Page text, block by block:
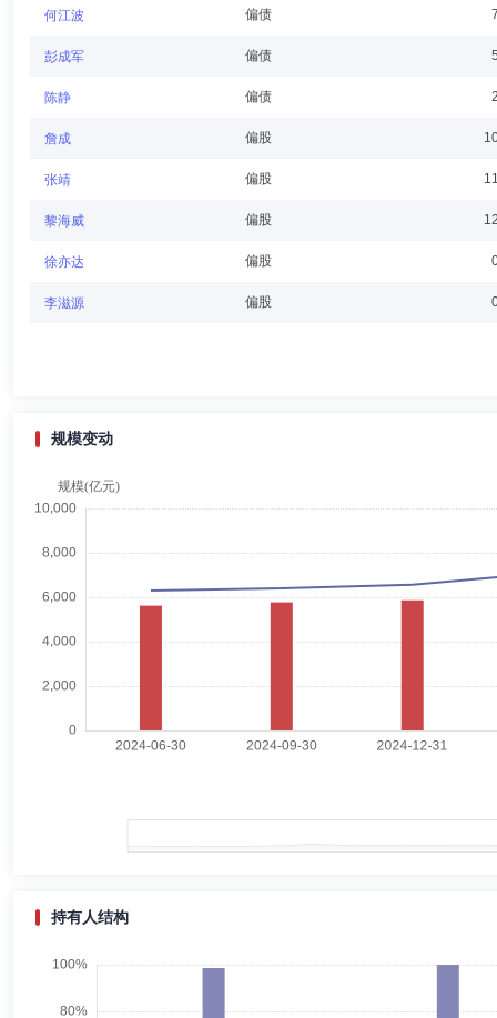
伍同明先生：独立董事，文学学士。香港会计师公会会员（HKICPA）
靳庆军 学历：硕士
靳庆军先生：独立董事，法学硕士。曾任中信律师事务所涉外专职律
黄海洲 学历：博士
杨皞阳先生：中国国籍，拥有法学硕士学历。1990年7月至1994年8月
从业经验。2008年10月加盟景顺长城基金管理有限公司，现任公司督察
管理有限公司，现任公司副总经理、零售业务部总经理。
毛从容女士：武汉大学经济学学士、华中理工大学经济学硕士。具有
管理景顺长城景盛双息收益债券型证券投资基金；2015年9月至2018
金；2017年3月至2020年5月管理景顺长城景泰丰利纯债债券型证券投
何江波 偏债
彭成军 偏债
陈静 偏债
詹成 偏股
张靖 偏股
黎海威 偏股
徐亦达 偏股
李滋源 偏股
规模变动
持有人结构